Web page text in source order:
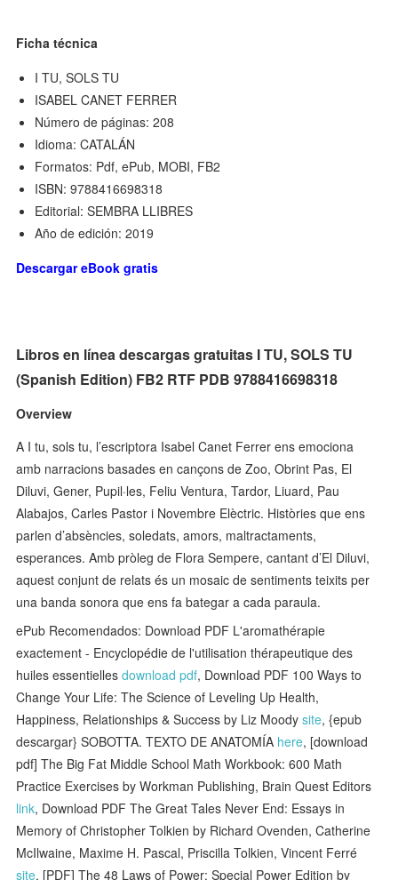
Ficha técnica
I TU, SOLS TU
ISABEL CANET FERRER
Número de páginas: 208
Idioma: CATALÁN
Formatos: Pdf, ePub, MOBI, FB2
ISBN: 9788416698318
Editorial: SEMBRA LLIBRES
Año de edición: 2019
Descargar eBook gratis
Libros en línea descargas gratuitas I TU, SOLS TU
(Spanish Edition) FB2 RTF PDB 9788416698318
Overview
A I tu, sols tu, l’escriptora Isabel Canet Ferrer ens emociona
amb narracions basades en cançons de Zoo, Obrint Pas, El
Diluvi, Gener, Pupil·les, Feliu Ventura, Tardor, Liuard, Pau
Alabajos, Carles Pastor i Novembre Elèctric. Històries que ens
parlen d’absències, soledats, amors, maltractaments,
esperances. Amb pròleg de Flora Sempere, cantant d’El Diluvi,
aquest conjunt de relats és un mosaic de sentiments teixits per
una banda sonora que ens fa bategar a cada paraula.
ePub Recomendados: Download PDF L'aromathérapie
exactement - Encyclopédie de l'utilisation thérapeutique des
huiles essentiellesdownload pdf, Download PDF 100 Ways to
Change Your Life: The Science of Leveling Up Health,
Happiness, Relationships & Success by Liz Moodysite, {epub
descargar} SOBOTTA. TEXTO DE ANATOMÍA here, [download
pdf] The Big Fat Middle School Math Workbook: 600 Math
Practice Exercises by Workman Publishing, Brain Quest Editors
link, Download PDF The Great Tales Never End: Essays in
Memory of Christopher Tolkien by Richard Ovenden, Catherine
McIlwaine, Maxime H. Pascal, Priscilla Tolkien, Vincent Ferré
site, [PDF] The 48 Laws of Power: Special Power Edition by